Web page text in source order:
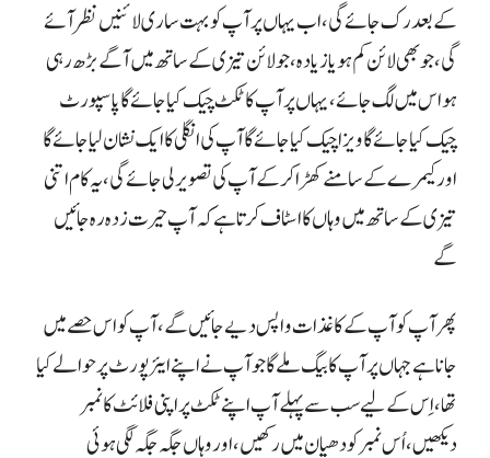
کے بعد رک جائے گی، اب یہاں پر آپ کو بہت ساری لائنیں نظر آئے
گی، جو بھی لائن کم ہو یا زیادہ، جو لائن تیزی کے ساتھ میں آگے بڑھ رہی
ہو اس میں لگ جائے، یہاں پر آپ کا ٹکٹ چیک کیا جائے گا پاسپورٹ
چیک کیا جائے گا ویزا چیک کیا جائے گا آپ کی انگلی کا ایک نشان لیا جائے گا
اور کیمرے کے سامنے کھڑا کر کے آپ کی تصویر لی جائے گی، یہ کام اتنی
تیزی کے ساتھ میں وہاں کا اسٹاف کرتا ہے کہ آپ حیرت زدہ رہ جائیں
گے
پھر آپ کو آپ کے کاغذات واپس دیے جائیں گے، آپ کو اس حصے میں
جانا ہے جہاں پر آپ کا بیگ ملے گا جو آپ نے اپنے ایئرپورٹ پر حوالے کیا
تھا، اِس کے لیے سب سے پہلے آپ اپنے ٹکٹ پر اپنی فلائٹ کا نمبر
دیکھیں، اُس نمبر کو دھیان میں رکھیں، اور وہاں جگہ جگہ لگی ہوئی